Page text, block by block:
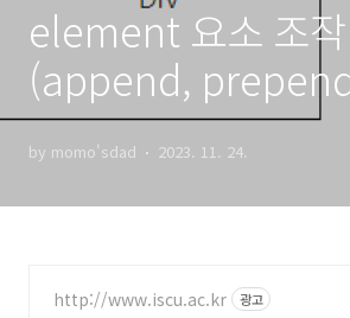
element 요소 조작
(append,
before, after,
by momo'sdad 2023. 11. 24.
http://www.iscu.ac.kr 광고